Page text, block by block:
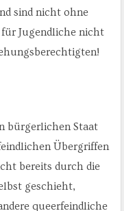
sind nicht ohne
Jugendliche nicht
bürgerlichen Staat
Übergriffen
bereits durch die
geschieht,
queerfeindliche